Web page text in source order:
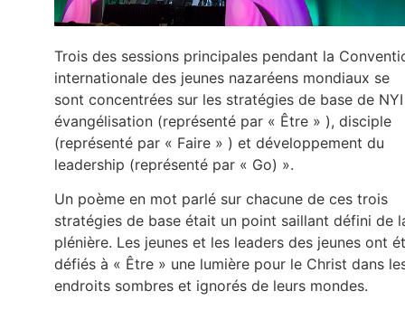
Trois des sessions principales pendant la
internationale des jeunes nazaréens mondiaux se
sont concentrées sur les stratégies de base de
évangélisation (représenté par « Être » ), disciple
(représenté par « Faire » ) et développement du
leadership (représenté par « Go) ».
Un poème en mot parlé sur chacune de ces trois
stratégies de base était un point saillant défini de
plénière. Les jeunes et les leaders des jeunes ont
défiés à « Être » une lumière pour le Christ dans
endroits sombres et ignorés de leurs mondes.